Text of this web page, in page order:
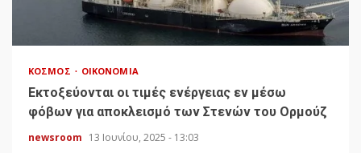
ΚΌΣΜΟΣ ΟΙΚΟΝΟΜΊΑ
Εκτοξεύονται οι τιμές ενέργειας εν μέσω
φόβων για αποκλεισμό των Στενών του Ορμούζ
newsroom 13 Ιουνίου, 2025 - 13:03